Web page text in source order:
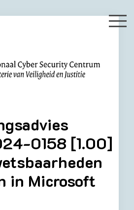
0158 [1.00]
in Microsoft